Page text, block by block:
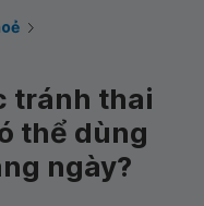
tránh thai
thể dùng
ngày?